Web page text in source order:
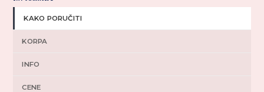
KAKO PORUČITI
KORPA
INFO
CENE